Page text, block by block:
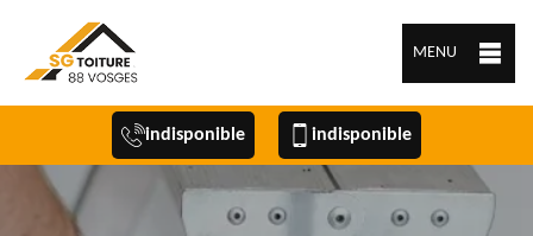
MENU
indisponible indisponible